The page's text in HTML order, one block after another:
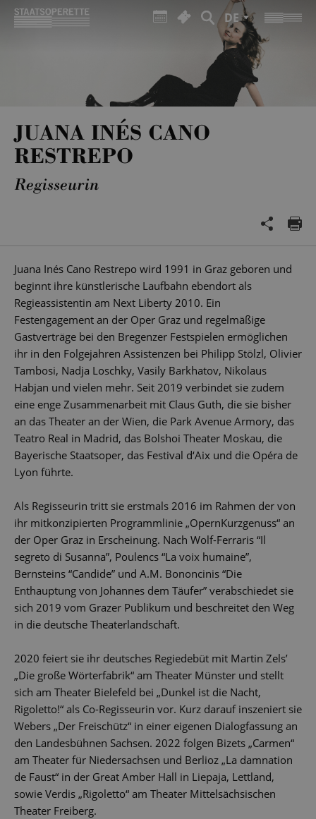
DE
JUANA INÉS CANO
RESTREPO
Regisseurin
Juana Inés Cano Restrepo wird 1991 in Graz geboren und
beginnt ihre künstlerische Laufbahn ebendort als
Regieassistentin am Next Liberty 2010. Ein
Festengagement an der Oper Graz und regelmäßige
Gastverträge bei den Bregenzer Festspielen ermöglichen
ihr in den Folgejahren Assistenzen bei Philipp Stölzl, Olivier
Tambosi, Nadja Loschky, Vasily Barkhatov, Nikolaus
Habjan und vielen mehr. Seit 2019 verbindet sie zudem
eine enge Zusammenarbeit mit Claus Guth, die sie bisher
an das Theater an der Wien, die Park Avenue Armory, das
Teatro Real in Madrid, das Bolshoi Theater Moskau, die
Bayerische Staatsoper, das Festival d‘Aix und die Opéra de
Lyon führte.
Als Regisseurin tritt sie erstmals 2016 im Rahmen der von
ihr mitkonzipierten Programmlinie „OpernKurzgenuss“ an
der Oper Graz in Erscheinung. Nach Wolf-Ferraris “Il
segreto di Susanna”, Poulencs “La voix humaine”,
Bernsteins “Candide” und A.M. Bononcinis “Die
Enthauptung von Johannes dem Täufer” verabschiedet sie
sich 2019 vom Grazer Publikum und beschreitet den Weg
in die deutsche Theaterlandschaft.
2020 feiert sie ihr deutsches Regiedebüt mit Martin Zels’
„Die große Wörterfabrik“ am Theater Münster und stellt
sich am Theater Bielefeld bei „Dunkel ist die Nacht,
Rigoletto!“ als Co-Regisseurin vor. Kurz darauf inszeniert sie
Webers „Der Freischütz“ in einer eigenen Dialogfassung an
den Landesbühnen Sachsen. 2022 folgen Bizets „Carmen“
am Theater für Niedersachsen und Berlioz „La damnation
de Faust“ in der Great Amber Hall in Liepaja, Lettland,
sowie Verdis „Rigoletto“ am Theater Mittelsächsischen
Theater Freiberg.